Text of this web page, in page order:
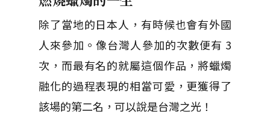
除了當地的日本人，有時候也會有外國
人來參加。像台灣人參加的次數便有 3
次，而最有名的就屬這個作品，將蠟燭
融化的過程表現的相當可愛，更獲得了
該場的第二名，可以說是台灣之光！